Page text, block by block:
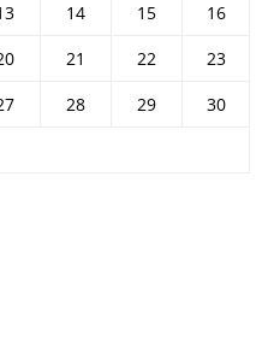
14 15
16
21 22
23
28 29
30